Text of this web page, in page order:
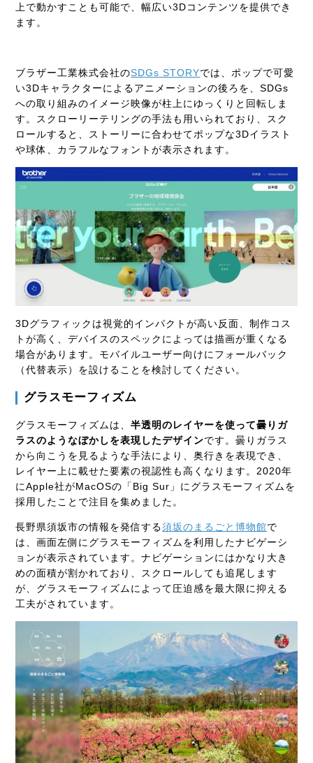
上で動かすことも可能で、幅広い3Dコンテンツを提供でき
ます。
ブラザー工業株式会社のSDGs STORYでは、ポップで可愛
い3Dキャラクターによるアニメーションの後ろを、SDGs
への取り組みのイメージ映像が柱上にゆっくりと回転しま
す。スクローリーテリングの手法も用いられており、スク
ロールすると、ストーリーに合わせてポップな3Dイラスト
や球体、カラフルなフォントが表示されます。
3Dグラフィックは視覚的インパクトが高い反面、制作コス
トが高く、デバイスのスペックによっては描画が重くなる
場合があります。モバイルユーザー向けにフォールバック
（代替表示）を設けることを検討してください。
グラスモーフィズム
グラスモーフィズムは、半透明のレイヤーを使って曇りガ
ラスのようなぼかしを表現したデザインです。曇りガラス
から向こうを見るような手法により、奥行きを表現でき、
レイヤー上に載せた要素の視認性も高くなります。2020年
にApple社がMacOSの「Big Sur」にグラスモーフィズムを
採用したことで注目を集めました。
長野県須坂市の情報を発信する須坂のまるごと博物館で
は、画面左側にグラスモーフィズムを利用したナビゲーシ
ョンが表示されています。ナビゲーションにはかなり大き
めの面積が割かれており、スクロールしても追尾します
が、グラスモーフィズムによって圧迫感を最大限に抑える
工夫がされています。